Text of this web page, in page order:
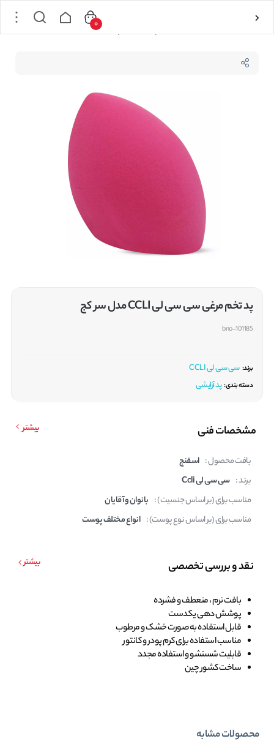
پد تخم مرغی سی سی لی CCLI مدل سر کج
0
پد تخم مرغی سی سی لی CCLI مدل سر کج
bno-101185
برند: سی سی لی CCLI
دسته بندی: پد آرایشی
مشخصات فنی بیشتر
بافت محصول : اسفنج
برند : سی سی لی Ccli
مناسب برای (بر اساس جنسیت) : بانوان و آقایان
مناسب برای (بر اساس نوع پوست) : انواع مختلف پوست
نقد و بررسی تخصصی بیشتر
بافت نرم ، منعطف و فشرده
پوشش دهی یکدست
قابل استفاده به صورت خشک و مرطوب
مناسب استفاده برای کرم پودر و کانتور
قابلیت شستشو و استفاده مجدد
ساخت کشور چین
محصولات مشابه